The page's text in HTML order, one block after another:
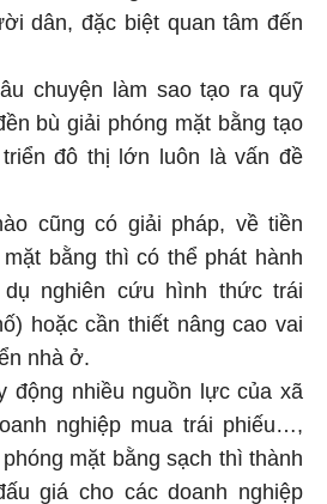
dân, đặc biệt quan tâm đến
chuyện làm sao tạo ra quỹ
bù giải phóng mặt bằng tạo
đô thị lớn luôn là vấn đề
cũng có giải pháp, về tiền
bằng thì có thể phát hành
nghiên cứu hình thức trái
hoặc cần thiết nâng cao vai
nhà ở.
động nhiều nguồn lực của xã
nghiệp mua trái phiếu…,
mặt bằng sạch thì thành
giá cho các doanh nghiệp